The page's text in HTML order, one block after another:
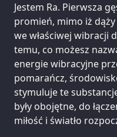
Jestem Ra. Pierwsza
promień, mimo iż
we właściwej wibracji
temu, co możesz
energie wibracyjne
pomarańcz,
stymuluje te
były obojętne, do
miłość i światło